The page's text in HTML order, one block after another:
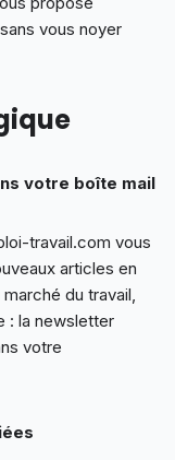
vous noyer
votre boîte mail
travail.com vous
articles en
du travail,
: la newsletter
votre